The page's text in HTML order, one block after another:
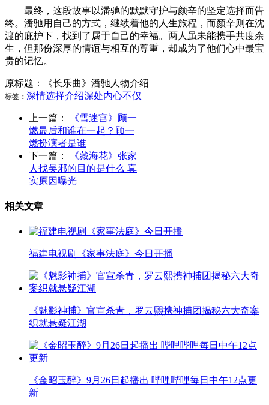
最终，这段故事以潘驰的默默守护与颜辛的坚定选择而告
终。潘驰用自己的方式，继续着他的人生旅程，而颜辛则在沈
渡的庇护下，找到了属于自己的幸福。两人虽未能携手共度余
生，但那份深厚的情谊与相互的尊重，却成为了他们心中最宝
贵的记忆。
原标题：《长乐曲》潘驰人物介绍
标签： 深情选择介绍深处内心不仅
上一篇：
《雪迷宫》顾一
燃最后和谁在一起？顾一
燃扮演者是谁
下一篇：
《藏海花》张家
人找吴邪的目的是什么 真
实原因曝光
相关文章
福建电视剧《家事法庭》今日开播
《魅影神捕》官宣杀青，罗云熙携神捕团揭秘六大奇案
织就悬疑江湖
《金昭玉醉》9月26日起播出 哔哩哔哩每日中午12点更
新